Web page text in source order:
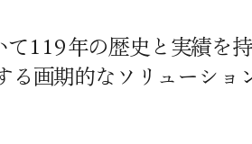
て 119年の歴史と実績を
る画期的なソリューショ